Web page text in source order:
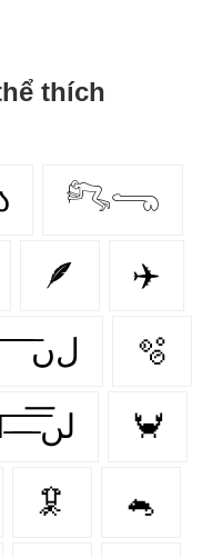
thích
𓀐𓂸
🪶 ✈️
Ɑ͞ ͞ ͞ ͞ ͞ ͞ ͞ ͞ لﮞ 🫧
● █▀█▄ Ɑ͞ ̶͞ ̶͞ ̶͞ لں͞ 🦀
🦑 🐁